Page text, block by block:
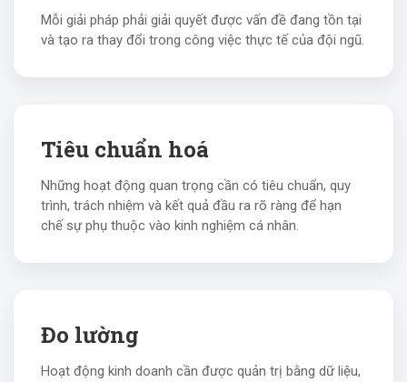
Mỗi giải pháp phải giải quyết được vấn đề đang tồn tại
và tạo ra thay đổi trong công việc thực tế của đội ngũ.
Tiêu chuẩn hoá
Những hoạt động quan trọng cần có tiêu chuẩn, quy
trình, trách nhiệm và kết quả đầu ra rõ ràng để hạn
chế sự phụ thuộc vào kinh nghiệm cá nhân.
Đo lường
Hoạt động kinh doanh cần được quản trị bằng dữ liệu,